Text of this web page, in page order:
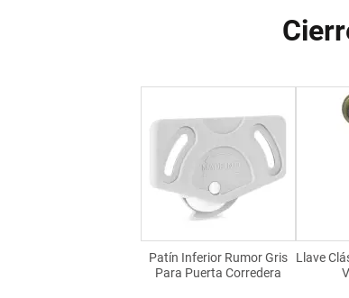
Patín Inferior Rumor Gris
Para Puerta Corredera
Llave